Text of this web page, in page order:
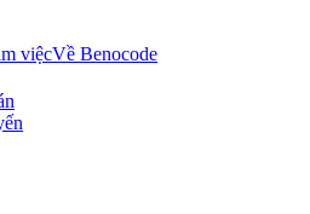
việcVề Benocode